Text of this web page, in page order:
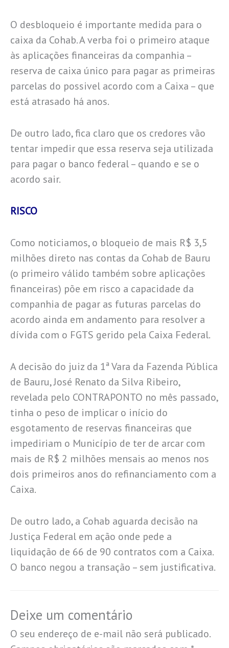
O desbloqueio é importante medida para o
caixa da Cohab. A verba foi o primeiro ataque
às aplicações financeiras da companhia –
reserva de caixa único para pagar as primeiras
parcelas do possivel acordo com a Caixa – que
está atrasado há anos.
De outro lado, fica claro que os credores vão
tentar impedir que essa reserva seja utilizada
para pagar o banco federal – quando e se o
acordo sair.
RISCO
Como noticiamos, o bloqueio de mais R$ 3,5
milhões direto nas contas da Cohab de Bauru
(o primeiro válido também sobre aplicações
financeiras) põe em risco a capacidade da
companhia de pagar as futuras parcelas do
acordo ainda em andamento para resolver a
dívida com o FGTS gerido pela Caixa Federal.
A decisão do juiz da 1ª Vara da Fazenda Pública
de Bauru, José Renato da Silva Ribeiro,
revelada pelo CONTRAPONTO no mês passado,
tinha o peso de implicar o início do
esgotamento de reservas financeiras que
impediriam o Município de ter de arcar com
mais de R$ 2 milhões mensais ao menos nos
dois primeiros anos do refinanciamento com a
Caixa.
De outro lado, a Cohab aguarda decisão na
Justiça Federal em ação onde pede a
liquidação de 66 de 90 contratos com a Caixa.
O banco negou a transação – sem justificativa.
Deixe um comentário
O seu endereço de e-mail não será publicado.